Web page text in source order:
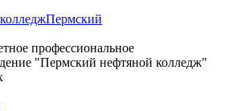
Пермский
профессиональное
"Пермский нефтяной колледж"